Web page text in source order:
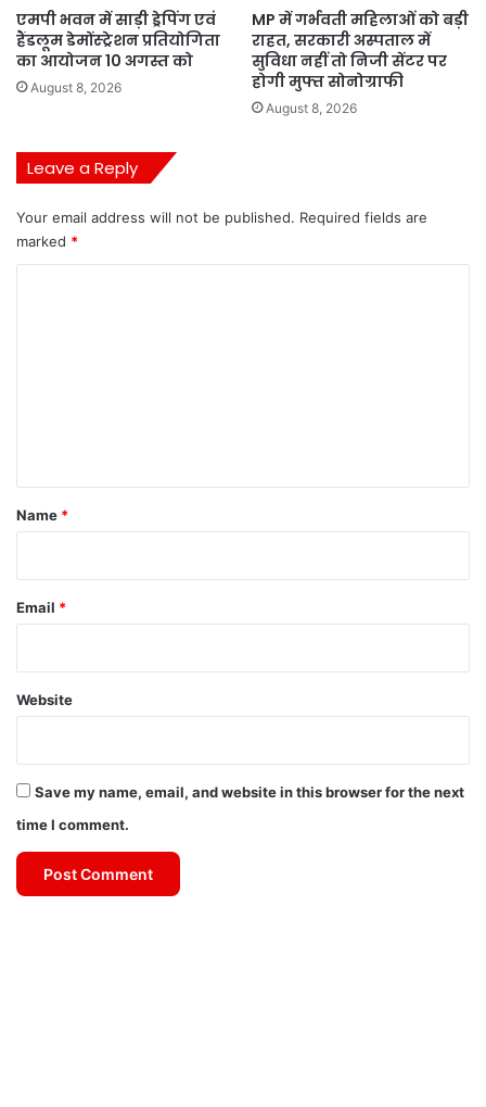
एमपी भवन में साड़ी ड्रेपिंग एवं
हैंडलूम डेमोंस्ट्रेशन प्रतियोगिता
का आयोजन 10 अगस्त को
August 8, 2026
MP में गर्भवती महिलाओं को बड़ी
राहत, सरकारी अस्पताल में
सुविधा नहीं तो निजी सेंटर पर
होगी मुफ्त सोनोग्राफी
August 8, 2026
Leave a Reply
Your email address will not be published. Required fields are
marked *
*
Name *
Email *
Website
Save my name, email, and website in this browser for the next
time I comment.